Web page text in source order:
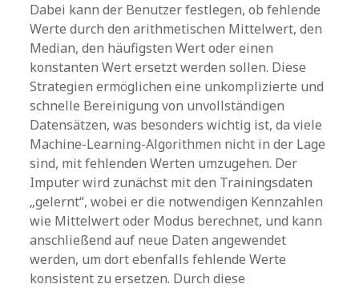
Dabei kann der Benutzer festlegen, ob fehlende
Werte durch den arithmetischen Mittelwert, den
Median, den häufigsten Wert oder einen
konstanten Wert ersetzt werden sollen. Diese
Strategien ermöglichen eine unkomplizierte und
schnelle Bereinigung von unvollständigen
Datensätzen, was besonders wichtig ist, da viele
Machine-Learning-Algorithmen nicht in der Lage
sind, mit fehlenden Werten umzugehen. Der
Imputer wird zunächst mit den Trainingsdaten
„gelernt“, wobei er die notwendigen Kennzahlen
wie Mittelwert oder Modus berechnet, und kann
anschließend auf neue Daten angewendet
werden, um dort ebenfalls fehlende Werte
konsistent zu ersetzen. Durch diese